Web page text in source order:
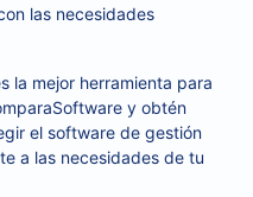
las necesidades
la mejor herramienta para
y obtén
el software de gestión
a las necesidades de tu